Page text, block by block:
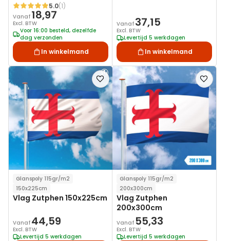
Waardering:
5.0(1)
Vanaf 18,97
Excl. BTW
Voor 16:00 besteld, dezelfde
dag verzonden
In winkelmand
Vanaf 37,15
Excl. BTW
Levertijd 5 werkdagen
In winkelmand
Voeg
toe
aan
verlanglijst
Glanspoly 115gr/m2
150x225cm
Vlag Zutphen 150x225cm
Vanaf 44,59
Excl. BTW
Levertijd 5 werkdagen
Voeg
toe
aan
Glanspoly 115gr/m2
200x300cm
Vlag Zutphen
200x300cm
Vanaf 55,33
Excl. BTW
Levertijd 5 werkdagen